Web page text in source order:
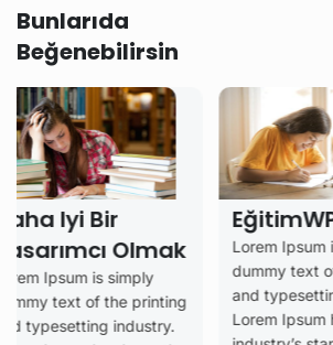
Bunlarıda
Beğenebilirsin
Olmak
simply
the printing
industry.
EğitimWP
Lorem Ipsum is simply
dummy text of the printing
and typesetting industry.
Lorem Ipsum has been the